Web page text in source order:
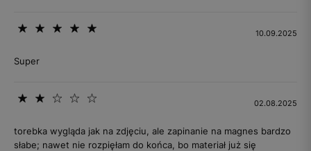
10.09.2025
Super
02.08.2025
torebka wygląda jak na zdjęciu, ale zapinanie na magnes bardzo
słabe; nawet nie rozpięłam do końca, bo materiał już się